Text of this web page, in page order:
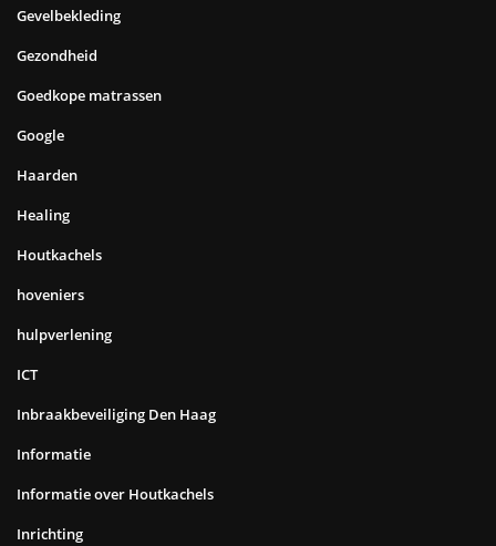
Gevelbekleding
Gezondheid
Goedkope matrassen
Google
Haarden
Healing
Houtkachels
hoveniers
hulpverlening
ICT
Inbraakbeveiliging Den Haag
Informatie
Informatie over Houtkachels
Inrichting